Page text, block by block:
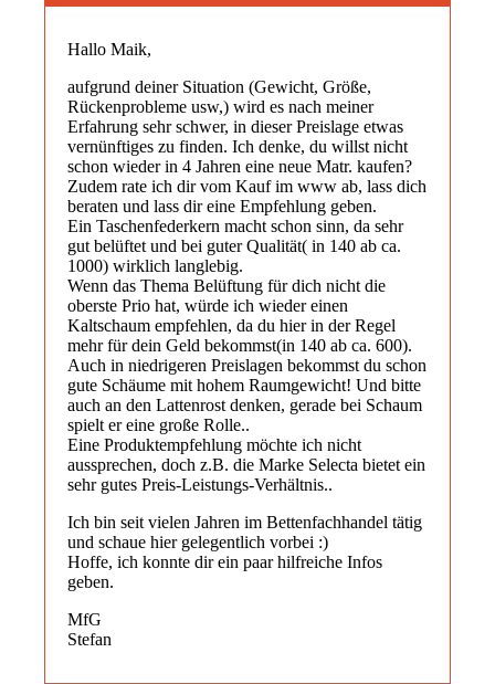
Hallo Maik,
aufgrund deiner Situation (Gewicht, Größe,
Rückenprobleme usw,) wird es nach meiner
Erfahrung sehr schwer, in dieser Preislage etwas
vernünftiges zu finden. Ich denke, du willst nicht
schon wieder in 4 Jahren eine neue Matr. kaufen?
Zudem rate ich dir vom Kauf im www ab, lass dich
beraten und lass dir eine Empfehlung geben.
Ein Taschenfederkern macht schon sinn, da sehr
gut belüftet und bei guter Qualität( in 140 ab ca.
1000) wirklich langlebig.
Wenn das Thema Belüftung für dich nicht die
oberste Prio hat, würde ich wieder einen
Kaltschaum empfehlen, da du hier in der Regel
mehr für dein Geld bekommst(in 140 ab ca. 600).
Auch in niedrigeren Preislagen bekommst du schon
gute Schäume mit hohem Raumgewicht! Und bitte
auch an den Lattenrost denken, gerade bei Schaum
spielt er eine große Rolle..
Eine Produktempfehlung möchte ich nicht
aussprechen, doch z.B. die Marke Selecta bietet ein
sehr gutes Preis-Leistungs-Verhältnis..
Ich bin seit vielen Jahren im Bettenfachhandel tätig
und schaue hier gelegentlich vorbei :)
Hoffe, ich konnte dir ein paar hilfreiche Infos
geben.
MfG
Stefan